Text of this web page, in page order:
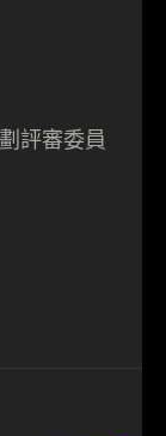
評審委員